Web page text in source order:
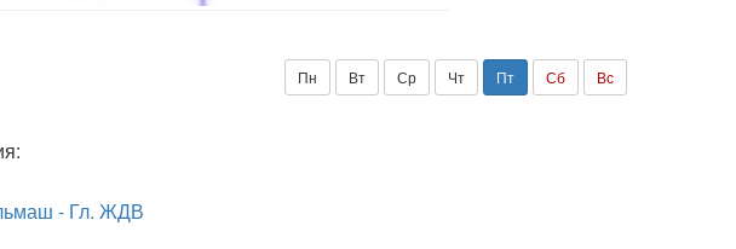
Пн Вт Ср Чт Пт Сб Вс
- Гл. ЖДВ